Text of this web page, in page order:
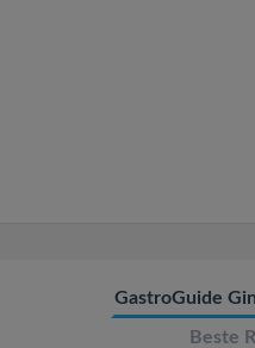
GastroGuide
Beste